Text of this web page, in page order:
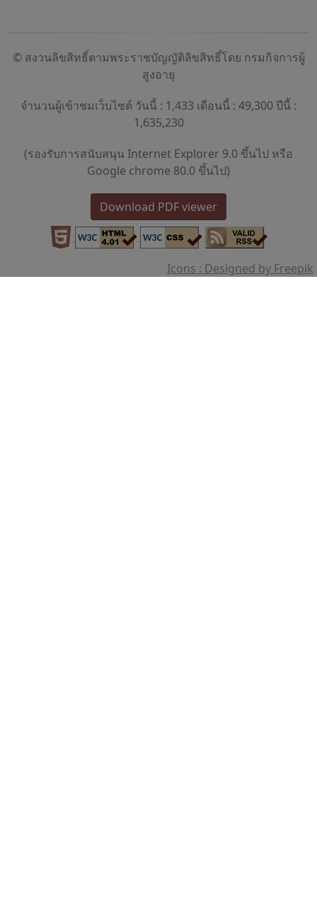
© สงวนลิขสิทธิ์ตามพระราชบัญญัติลิขสิทธิ์โดย กรมกิจการผู้
สูงอายุ
จำนวนผู้เข้าชมเว็บไซต์ วันนี้ : 1,433 เดือนนี้ : 49,300 ปีนี้ :
1,635,230
(รองรับการสนับสนุน Internet Explorer 9.0 ขึ้นไป หรือ
Google chrome 80.0 ขึ้นไป)
Download PDF viewer
Icons : Designed by Freepik